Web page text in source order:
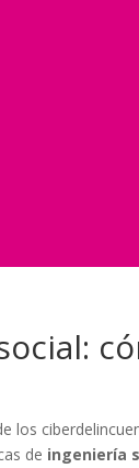
los
de ingeniería